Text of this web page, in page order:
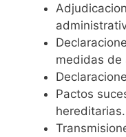
medidas de
Pactos
hereditarias.